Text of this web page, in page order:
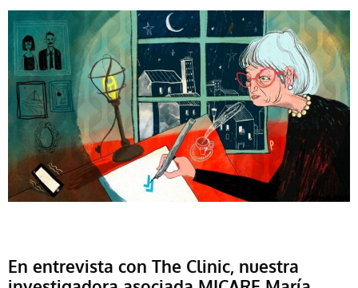
En entrevista con The Clinic, nuestra